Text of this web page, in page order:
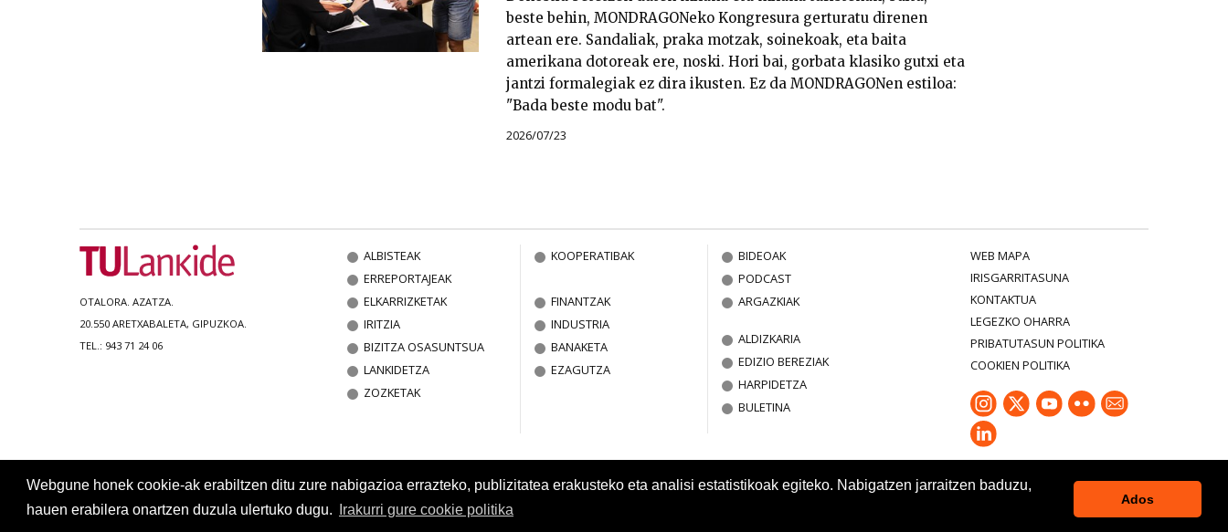
Webgune honek cookie-ak erabiltzen ditu zure nabigazioa errazteko, publizitatea erakusteko eta analisi estatistikoak egiteko. Nabigatzen jarraitzen baduzu,
hauen erabilera onartzen duzula ulertuko dugu.
Irakurri gure cookie politika
Ados
beste behin, MONDRAGONeko Kongresura gerturatu direnen
artean ere. Sandaliak, praka motzak, soinekoak, eta baita
amerikana dotoreak ere, noski. Hori bai, gorbata klasiko gutxi eta
jantzi formalegiak ez dira ikusten. Ez da MONDRAGONen estiloa:
"Bada beste modu bat".
2026/07/23
OTALORA. AZATZA.
20.550 ARETXABALETA, GIPUZKOA.
TEL.: 943 71 24 06
ALBISTEAK
ERREPORTAJEAK
ELKARRIZKETAK
IRITZIA
BIZITZA OSASUNTSUA
LANKIDETZA
ZOZKETAK
KOOPERATIBAK
FINANTZAK
INDUSTRIA
BANAKETA
EZAGUTZA
BIDEOAK
PODCAST
ARGAZKIAK
ALDIZKARIA
EDIZIO BEREZIAK
HARPIDETZA
BULETINA
WEB MAPA
IRISGARRITASUNA
KONTAKTUA
LEGEZKO OHARRA
PRIBATUTASUN POLITIKA
COOKIEN POLITIKA